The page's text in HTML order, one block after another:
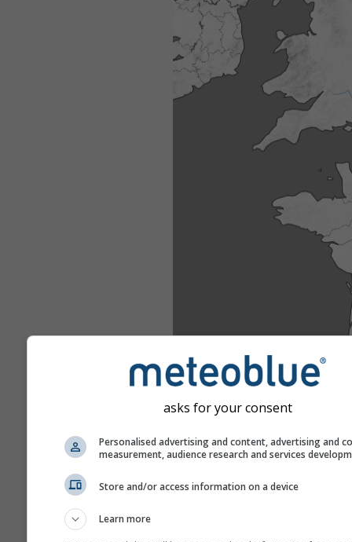
asks for your consent
Personalised advertising and content, advertising and
measurement, audience research and services
Store and/or access information on a device
Learn more